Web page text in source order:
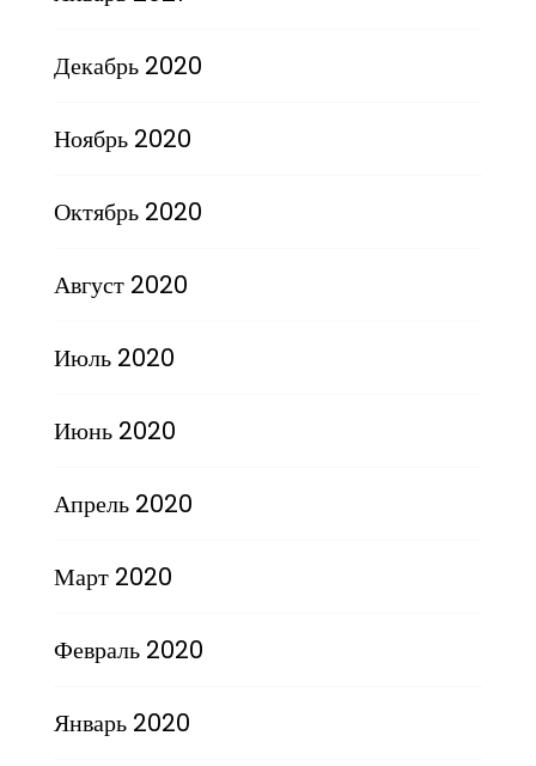
Декабрь 2020
Ноябрь 2020
Октябрь 2020
Август 2020
Июль 2020
Июнь 2020
Апрель 2020
Март 2020
Февраль 2020
Январь 2020